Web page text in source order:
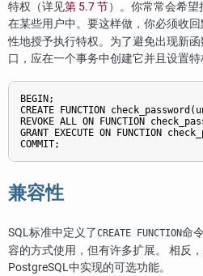
特权（详见第 5.7 节）。你常常会希
在某些用户中。要这样做，你必须收回
性地授予执行特权。为了避免出现新
口，应在一个事务中创建它并且设置特
BEGIN;
CREATE FUNCTION
REVOKE ALL ON FUNCTION
GRANT EXECUTE ON FUNCTION
兼容性
SQL标准中定义了CREATE FUNCTION命
容的方式使用，但有许多扩展。 相反
PostgreSQL中实现的可选功能。